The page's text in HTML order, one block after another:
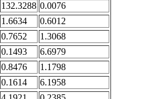
132.3288 0.0076
1.6634
0.6012
0.7652
1.3068
0.1493
6.6979
0.8476
1.1798
0.1614
6.1958